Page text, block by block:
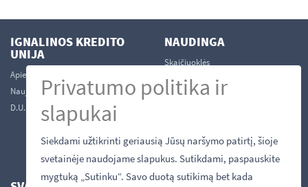
IGNALINOS KREDITO
UNIJA
Apie mus
Naujienos
D.U.K.
NAUDINGA
Skaičiuoklės
Kontaktai
Tapti nariu
Būstinės
Sunkumai grąžinant paskolą
Privatumo politika ir
slapukai
Siekdami užtikrinti geriausią Jūsų naršymo patirtį, šioje
svetainėje naudojame slapukus. Sutikdami, paspauskite
mygtuką „Sutinku“. Savo duotą sutikimą bet kada